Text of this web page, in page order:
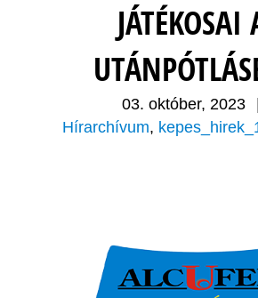
JÁTÉKOSAI
03. október, 2023
Hírarchívum,